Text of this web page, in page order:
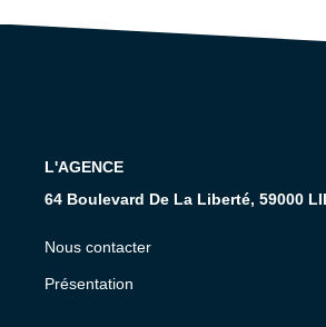
L'AGENCE
64 Boulevard De La Liberté, 59000
Nous contacter
Présentation